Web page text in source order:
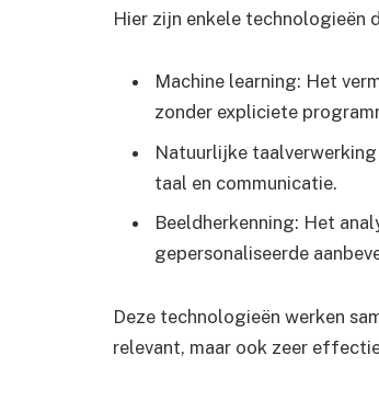
Hier zijn enkele technologieën
Machine learning: Het
zonder expliciete
Natuurlijke
taal en communicatie.
Beeldherkenning: Het
gepersonaliseerde
Deze technologieën werken
relevant, maar ook zeer